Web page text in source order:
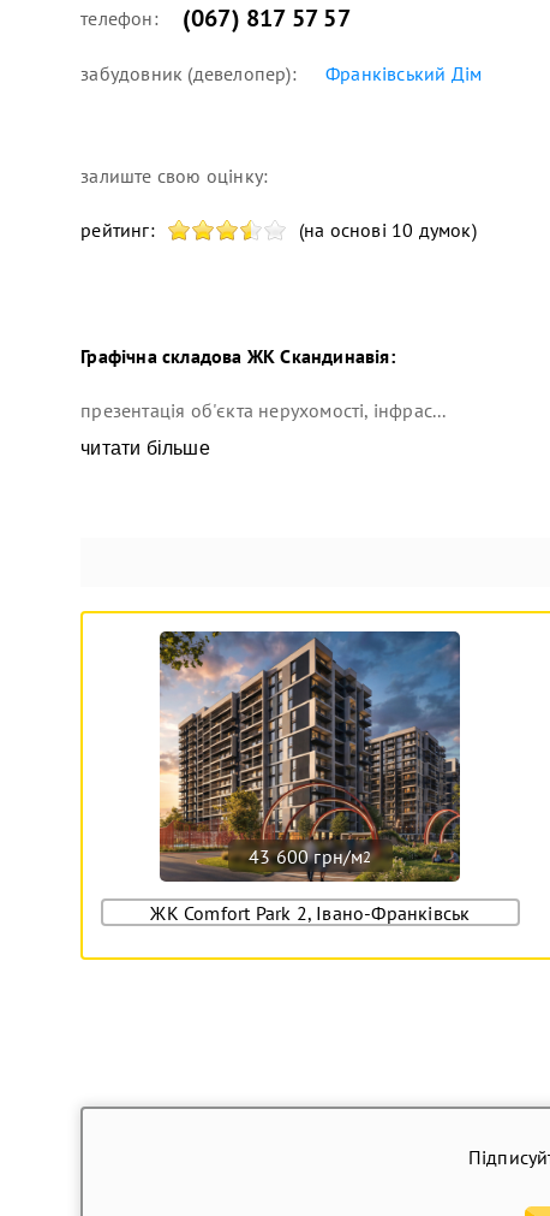
телефон: (067) 817 57 57
забудовник (девелопер): Франківський Дім
залиште свою оцінку:
рейтинг: (на основі 10 думок)
Графічна складова ЖК Скандинавія:
презентація об'єкта нерухомості, інфрас...
читати більше
43 600 грн/м2
ЖК Comfort Park 2, Івано-Франківськ